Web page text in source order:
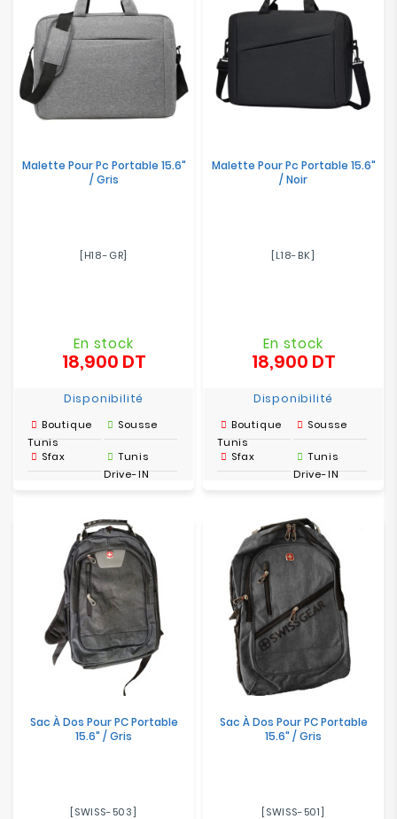
Malette Pour Pc Portable 15.6"
/ Gris
[H18-GR]
En stock
18,900 DTPrix
Disponibilité
Boutique
Tunis
Sousse
Sfax
Tunis
Drive-IN
Malette Pour Pc Portable 15.6"
/ Noir
[L18-BK]
En stock
18,900 DTPrix
Disponibilité
Boutique
Tunis
Sousse
Sfax
Tunis
Drive-IN
Sac À Dos Pour PC Portable
15.6" / Gris
[SWISS-503]
Sac À Dos Pour PC Portable
15.6" / Gris
[SWISS-501]